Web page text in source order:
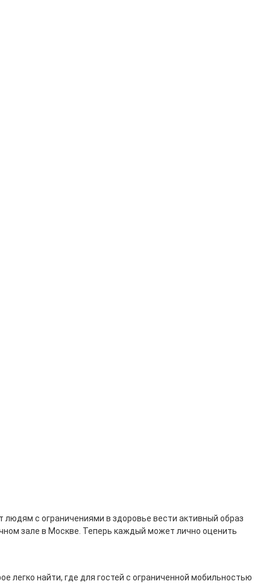
с ограничениями в здоровье вести активный образ
зале в Москве. Теперь каждый может лично оценить
легко найти, где для гостей с ограниченной мобильностью